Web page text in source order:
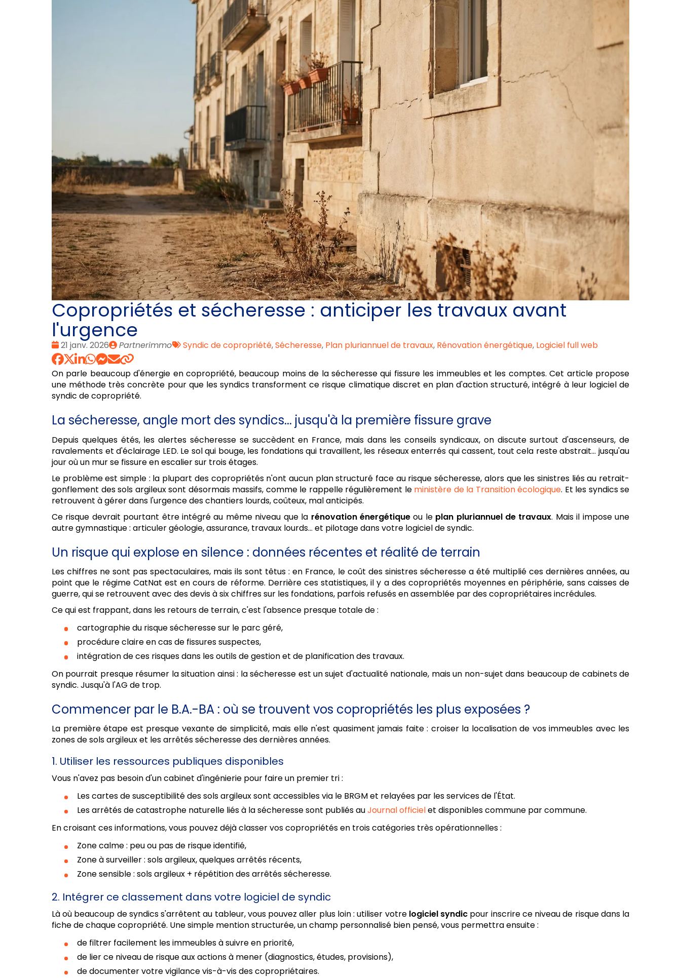
Copropriétés et sécheresse : anticiper les travaux avant
l'urgence
Date
:
21 janv. 2026
Publié
par
Partnerimmo
Tags
Syndic de copropriété,Sécheresse, Plan pluriannuel de travaux, Rénovation énergétique, Logiciel full web
On parle beaucoup d'énergie en copropriété, beaucoup moins de la sécheresse qui fissure les immeubles et les comptes. Cet article propose
une méthode très concrète pour que les syndics transforment ce risque climatique discret en plan d'action structuré, intégré à leur logiciel de
syndic de copropriété.
La sécheresse, angle mort des syndics... jusqu'à la première fissure grave
Depuis quelques étés, les alertes sécheresse se succèdent en France, mais dans les conseils syndicaux, on discute surtout d'ascenseurs, de
ravalements et d'éclairage LED. Le sol qui bouge, les fondations qui travaillent, les réseaux enterrés qui cassent, tout cela reste abstrait... jusqu'au
jour où un mur se fissure en escalier sur trois étages.
Le problème est simple : la plupart des copropriétés n'ont aucun plan structuré face au risque sécheresse, alors que les sinistres liés au retrait-
gonflement des sols argileux sont désormais massifs, comme le rappelle régulièrement le ministère de la Transition écologique. Et les syndics se
retrouvent à gérer dans l'urgence des chantiers lourds, coûteux, mal anticipés.
Ce risque devrait pourtant être intégré au même niveau que la rénovation énergétiqueou le plan pluriannuel de travaux. Mais il impose une
autre gymnastique : articuler géologie, assurance, travaux lourds... et pilotage dans votre logiciel de syndic.
Un risque qui explose en silence : données récentes et réalité de terrain
Les chiffres ne sont pas spectaculaires, mais ils sont têtus : en France, le coût des sinistres sécheresse a été multiplié ces dernières années, au
point que le régime CatNat est en cours de réforme. Derrière ces statistiques, il y a des copropriétés moyennes en périphérie, sans caisses de
guerre, qui se retrouvent avec des devis à six chiffres sur les fondations, parfois refusés en assemblée par des copropriétaires incrédules.
Ce qui est frappant, dans les retours de terrain, c'est l'absence presque totale de :
cartographie du risque sécheresse sur le parc géré,
procédure claire en cas de fissures suspectes,
intégration de ces risques dans les outils de gestion et de planification des travaux.
On pourrait presque résumer la situation ainsi : la sécheresse est un sujet d'actualité nationale, mais un non-sujet dans beaucoup de cabinets de
syndic. Jusqu'à l'AG de trop.
Commencer par le B.A.-BA : où se trouvent vos copropriétés les plus exposées ?
La première étape est presque vexante de simplicité, mais elle n'est quasiment jamais faite : croiser la localisation de vos immeubles avec les
zones de sols argileux et les arrêtés sécheresse des dernières années.
1. Utiliser les ressources publiques disponibles
Vous n'avez pas besoin d'un cabinet d'ingénierie pour faire un premier tri :
Les cartes de susceptibilité des sols argileux sont accessibles via le BRGM et relayées par les services de l'État.
Les arrêtés de catastrophe naturelle liés à la sécheresse sont publiés auJournal officielet disponibles commune par commune.
En croisant ces informations, vous pouvez déjà classer vos copropriétés en trois catégories très opérationnelles :
Zone calme : peu ou pas de risque identifié,
Zone à surveiller : sols argileux, quelques arrêtés récents,
Zone sensible : sols argileux + répétition des arrêtés sécheresse.
2. Intégrer ce classement dans votre logiciel de syndic
Là où beaucoup de syndics s'arrêtent au tableur, vous pouvez aller plus loin : utiliser votre logiciel syndic pour inscrire ce niveau de risque dans la
fiche de chaque copropriété. Une simple mention structurée, un champ personnalisé bien pensé, vous permettra ensuite :
de filtrer facilement les immeubles à suivre en priorité,
de lier ce niveau de risque aux actions à mener (diagnostics, études, provisions),
de documenter votre vigilance vis-à-vis des copropriétaires.